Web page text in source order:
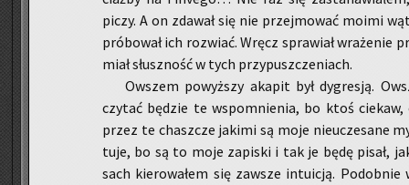
piczy. A on zda­wał się nie przej­mo­wać moimi
pró­bo­wał ich roz­wiać. Wręcz spra­wiał wra­że­nie
miał słusz­ność w tych przy­pusz­cze­niach.
Ow­szem po­wyż­szy aka­pit był dy­gre­sją.
czy­tać bę­dzie te wspo­mnie­nia, bo ktoś cie­kaw,
przez te chasz­cze ja­ki­mi są moje nie­ucze­sa­ne
tu­je, bo są to moje za­pi­ski i tak je będę pisał,
sach kie­ro­wa­łem się za­wsze in­tu­icją.